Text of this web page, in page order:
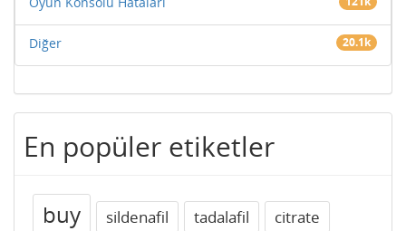
Diğer 20.1k
En popüler etiketler
buy sildenafil tadalafil
citrate